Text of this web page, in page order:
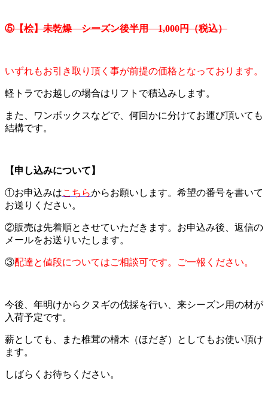
⑤【桧】未乾燥 シーズン後半用 1,000円（税込）
いずれもお引き取り頂く事が前提の価格となっております。
軽トラでお越しの場合はリフトで積込みします。
また、ワンボックスなどで、何回かに分けてお運び頂いても
結構です。
【申し込みについて】
①お申込みはこちらからお願いします。希望の番号を書いて
お送りください。
②販売は先着順とさせていただきます。お申込み後、返信の
メールをお送りいたします。
③配達と値段についてはご相談可です。ご一報ください。
今後、年明けからクヌギの伐採を行い、来シーズン用の材が
入荷予定です。
薪としても、また椎茸の榾木（ほだぎ）としてもお使い頂け
ます。
しばらくお待ちください。